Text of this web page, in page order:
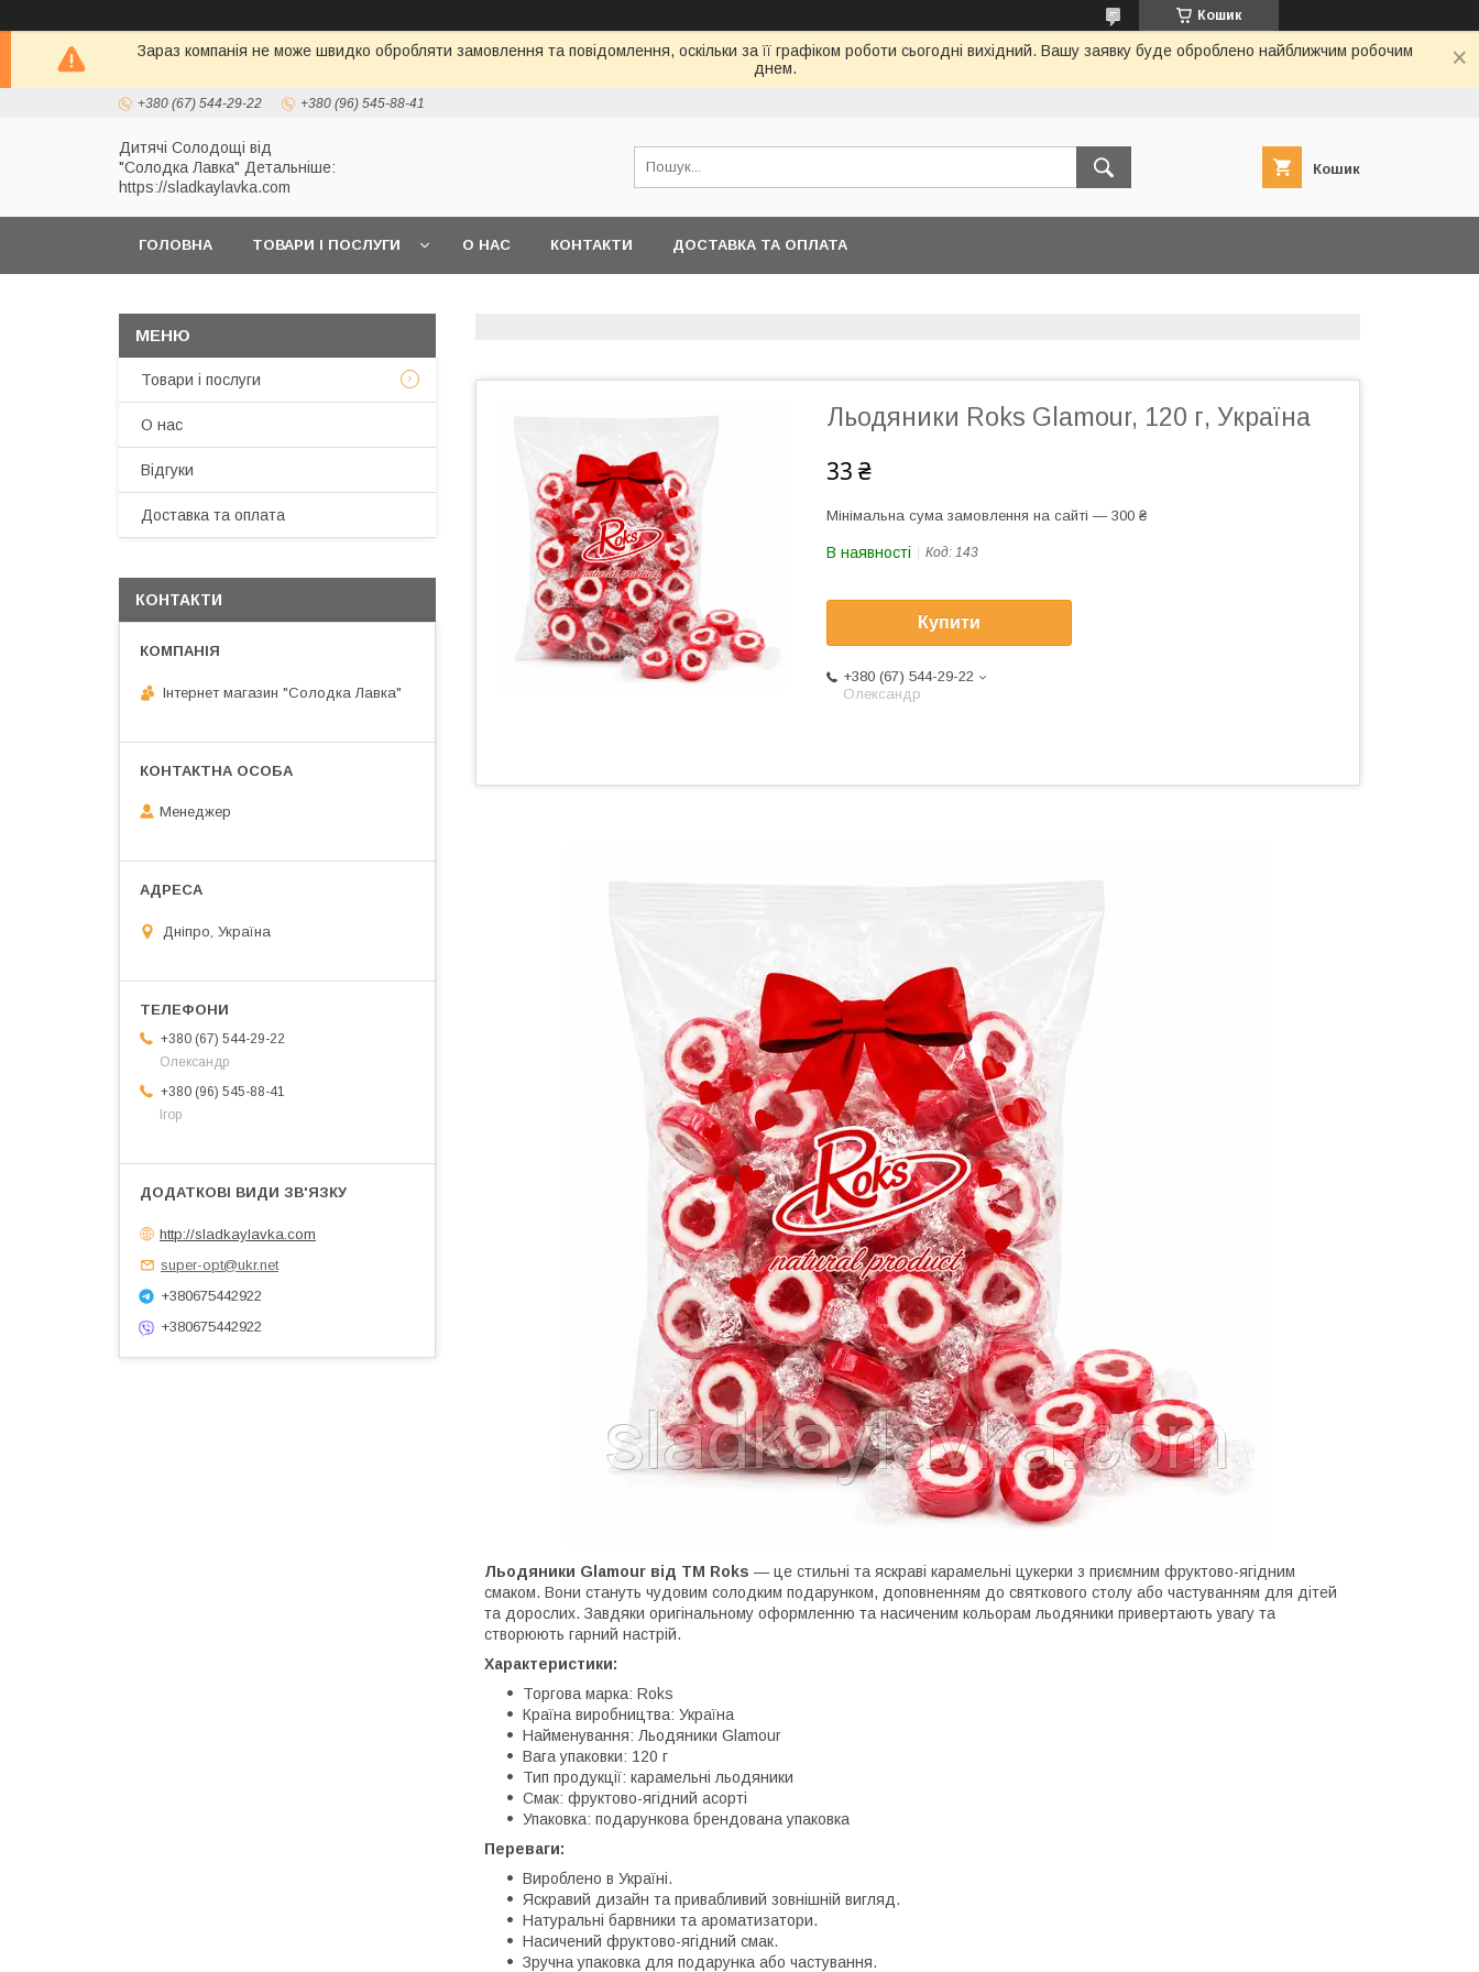
Кошик
Зараз компанія не може швидко обробляти замовлення та повідомлення, оскільки за її графіком роботи сьогодні вихідний. Вашу заявку буде оброблено найближчим робочим
днем.
+380 (67) 544-29-22 +380 (96) 545-88-41
Дитячі Солодощі від
"Солодка Лавка" Детальніше:
https://sladkaylavka.com
Кошик
ГОЛОВНА ТОВАРИ І ПОСЛУГИ О НАС КОНТАКТИ ДОСТАВКА ТА ОПЛАТА
Льодяники Roks Glamour, 120 г, Україна
33 ₴
Мінімальна сума замовлення на сайті — 300 ₴
В наявності Код: 143
Купити
+380 (67) 544-29-22
Олександр
Льодяники Glamour від ТМ Roks — це стильні та яскраві карамельні цукерки з приємним фруктово-ягідним
смаком. Вони стануть чудовим солодким подарунком, доповненням до святкового столу або частуванням для дітей
та дорослих. Завдяки оригінальному оформленню та насиченим кольорам льодяники привертають увагу та
створюють гарний настрій.
Характеристики:
Торгова марка: Roks
Країна виробництва: Україна
Найменування: Льодяники Glamour
Вага упаковки: 120 г
Тип продукції: карамельні льодяники
Смак: фруктово-ягідний асорті
Упаковка: подарункова брендована упаковка
Переваги:
Вироблено в Україні.
Яскравий дизайн та привабливий зовнішній вигляд.
Натуральні барвники та ароматизатори.
Насичений фруктово-ягідний смак.
Зручна упаковка для подарунка або частування.
Товари і послуги
О нас
Відгуки
Доставка та оплата
КОНТАКТИ
Інтернет магазин "Солодка Лавка"
Менеджер
Дніпро, Україна
+380 (67) 544-29-22
Олександр
+380 (96) 545-88-41
Ігор
http://sladkaylavka.com
super-opt@ukr.net
+380675442922
+380675442922